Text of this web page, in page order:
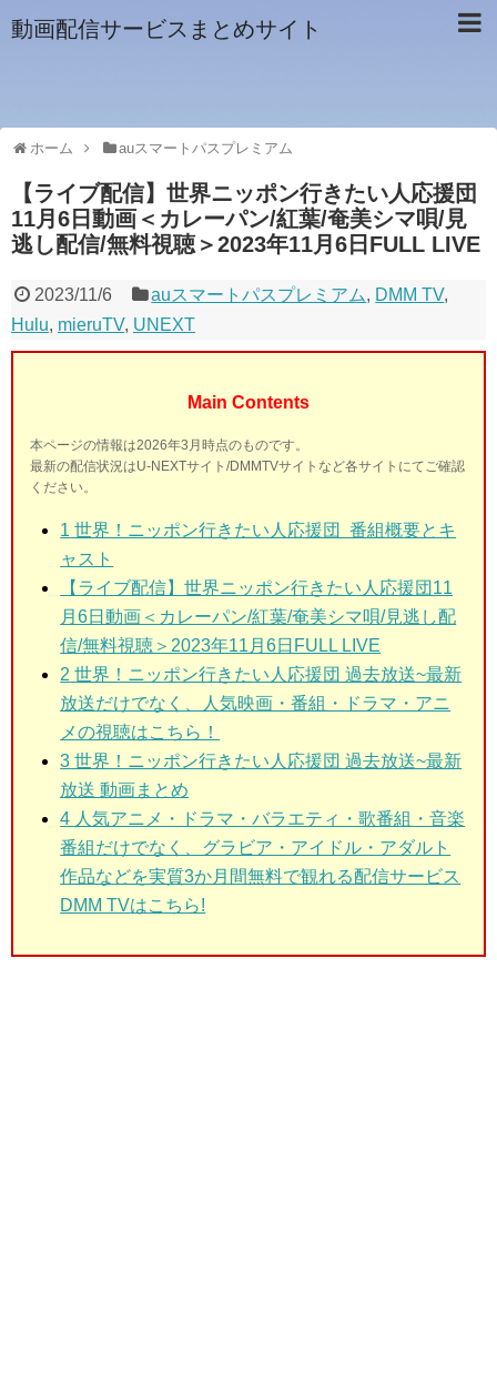
動画配信サービスまとめサイト
ホーム auスマートパスプレミアム
【ライブ配信】世界ニッポン行きたい人応援団
11月6日動画＜カレーパン/紅葉/奄美シマ唄/見
逃し配信/無料視聴＞2023年11月6日FULL LIVE
2023/11/6 auスマートパスプレミアム, DMM TV,
Hulu, mieruTV, UNEXT
Main Contents
本ページの情報は2026年3月時点のものです。
最新の配信状況はU-NEXTサイト/DMMTVサイトなど各サイトにてご確認
ください。
1 世界！ニッポン行きたい人応援団 番組概要とキ
ャスト
【ライブ配信】世界ニッポン行きたい人応援団11
月6日動画＜カレーパン/紅葉/奄美シマ唄/見逃し配
信/無料視聴＞2023年11月6日FULL LIVE
2 世界！ニッポン行きたい人応援団 過去放送~最新
放送だけでなく、人気映画・番組・ドラマ・アニ
メの視聴はこちら！
3 世界！ニッポン行きたい人応援団 過去放送~最新
放送 動画まとめ
4 人気アニメ・ドラマ・バラエティ・歌番組・音楽
番組だけでなく、グラビア・アイドル・アダルト
作品などを実質3か月間無料で観れる配信サービス
DMM TVはこちら!